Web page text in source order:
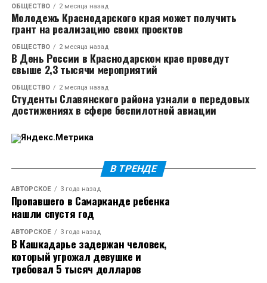
телефону, так как она не была в Москве. Когда
женщина вернулась в столицу, то узнала, что у
Родригеза уже новая любовь.
Многие пользователи раскритиковали Екатерину за
то, что та увела певца из семьи, поэтому Тимуру
пришлось дать новый комментарий. Он объяснил,
что сразу после разрыва с женой встречался с
другой девушкой. Уже в ноябре он впервые вышел в
свет с Кабак. Бывшая жена Родригеза эмоционально
ОБЩЕСТВО 2 месяца назад
Молодежь Краснодарского края может получить
грант на реализацию своих проектов
ОБЩЕСТВО 2 месяца назад
В День России в Краснодарском крае проведут
свыше 2,3 тысячи мероприятий
ОБЩЕСТВО 2 месяца назад
Студенты Славянского района узнали о передовых
достижениях в сфере беспилотной авиации
В ТРЕНДЕ
АВТОРСКОЕ 3 года назад
Пропавшего в Самарканде ребенка
нашли спустя год
АВТОРСКОЕ 3 года назад
В Кашкадарье задержан человек,
который угрожал девушке и
требовал 5 тысяч долларов